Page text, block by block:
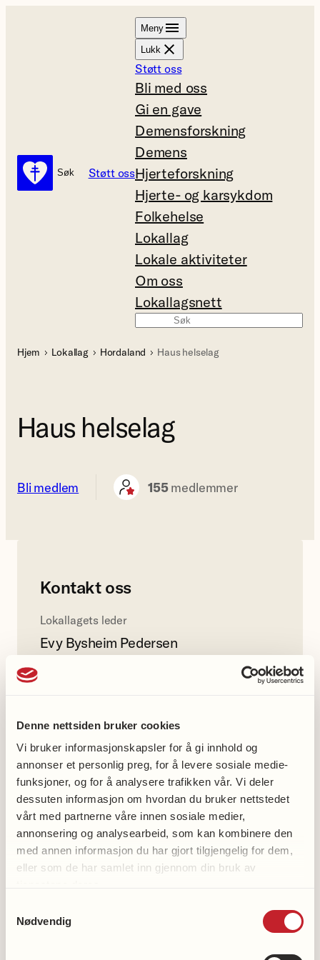
Denne nettsiden bruker cookies
Vi bruker informasjonskapsler for å gi innhold og
annonser et personlig preg, for å levere sosiale medie-
funksjoner, og for å analysere trafikken vår. Vi deler
dessuten informasjon om hvordan du bruker nettstedet
vårt med partnerne våre innen sosiale medier,
annonsering og analysearbeid, som kan kombinere den
med annen informasjon du har gjort tilgjengelig for dem,
eller som de har samlet inn gjennom din bruk av
Nødvendig
Søk
Søk Støtt oss
Meny
Lukk
Støtt oss
Bli med oss
Gi en gave
Demensforskning
Demens
Hjerteforskning
Hjerte- og karsykdom
Folkehelse
Lokallag
Lokale aktiviteter
Om oss
Lokallagsnett
Hjem Lokallag Hordaland Haus helselag
Haus helselag
Bli medlem 155medlemmer
Kontakt oss
Lokallagets leder
Evy Bysheim Pedersen
Med oss-aktiviteter
Gå med oss
Spis med oss
Strikk med oss